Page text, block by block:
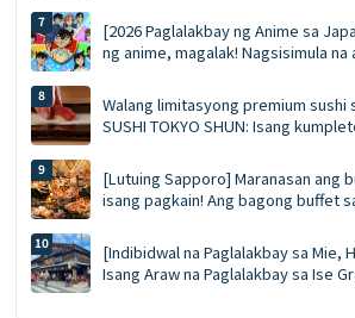
spot para sa litrato, at mga
sa isang lugar.
[2026 Paglalakbay ng Anime sa
ng anime, magalak! Nagsisimula
bagong merchandise, photo
karakter, at isang praktikal na
transportasyon ✨
Walang limitasyong premium sushi
SUSHI TOKYO SHUN: Isang
limitasyong sea urchin at sariwang
ng chef.
[Lutuing Sapporo] Maranasan ang
isang pagkain! Ang bagong buffet
pagtikim ng ligaw na bluefin tuna, at
[Indibidwal na Paglalakbay sa Mie,
Isang Araw na Paglalakbay sa Ise